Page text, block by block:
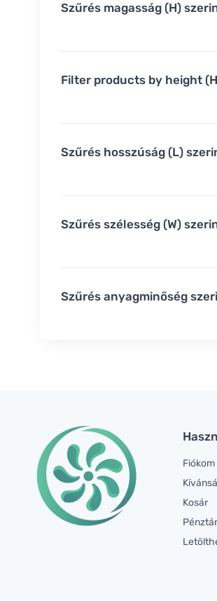
Szűrés magasság (H)
Filter products by height
Szűrés hosszúság (L)
Szűrés szélesség (W)
Szűrés anyagminőség
Fiókom
Kosár
Pénztár